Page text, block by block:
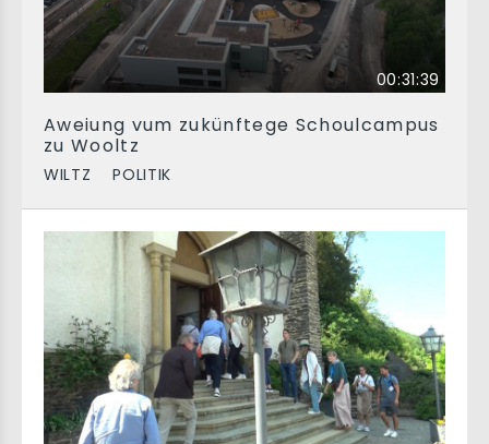
00:31:39
Aweiung vum zukünftege Schoulcampus
zu Wooltz
WILTZ POLITIK